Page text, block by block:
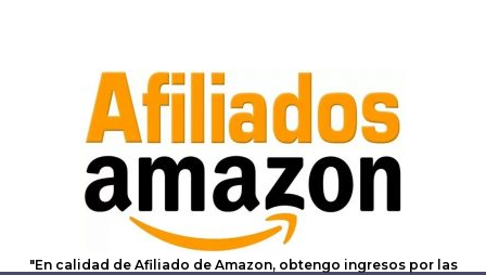
"En calidad de Afiliado de Amazon, obtengo ingresos por las